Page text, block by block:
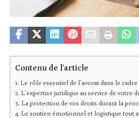
Contenu de l'article
Le rôle essentiel de l’avocat dans le cadre
L’expertise juridique au service de votre
La protection de vos droits durant la
Le soutien émotionnel et logistique tout